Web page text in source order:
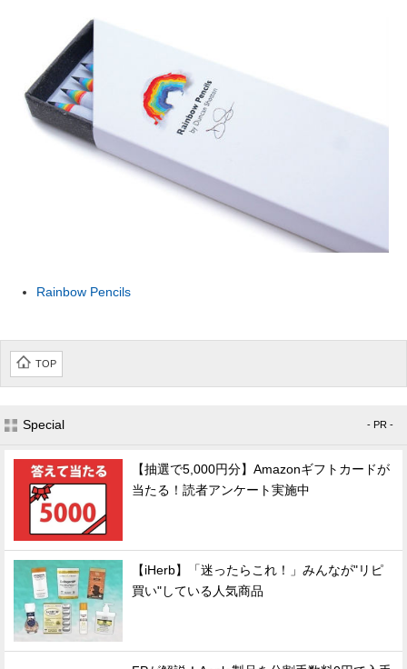
ちょっと気になるネットの話題
Rainbow Pencils
TOP
Special - PR -
【抽選で5,000円分】Amazonギフトカードが
当たる！読者アンケート実施中
【iHerb】「迷ったらこれ！」みんなが"リピ
買い"している人気商品